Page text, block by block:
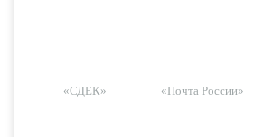
«СДЕК» «Почта России»